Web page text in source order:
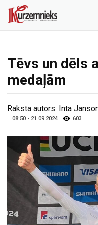
Tēvs un dēls
medaļām
Raksta autors: Inta
08:50 - 21.09.2024 603